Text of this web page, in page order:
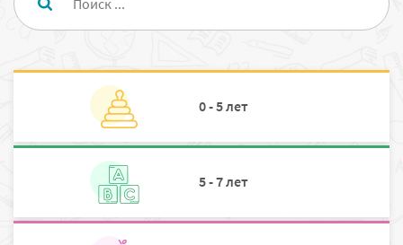
0 - 5 лет
5 - 7 лет